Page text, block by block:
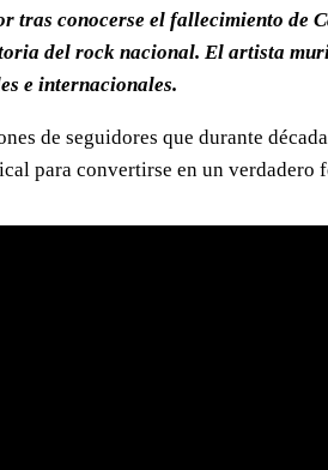
conocerse el fallecimiento de
del rock nacional. El artista
e internacionales.
de seguidores que durante
para convertirse en un